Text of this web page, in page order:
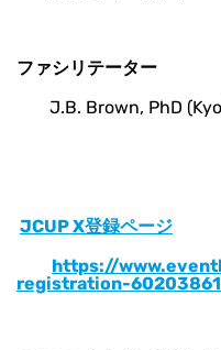
ファシリテーター
J.B. Brown, PhD
JCUP X登録ページ
https://
registration-